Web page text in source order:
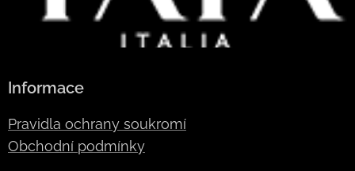
Informace
Pravidla ochrany soukromí
Obchodní podmínky